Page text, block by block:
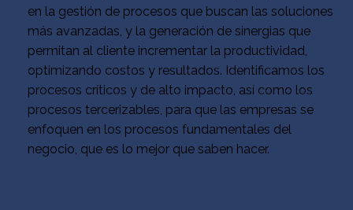
en la gestión de procesos que buscan las soluciones
más avanzadas, y la generación de sinergias que
permitan al cliente incrementar la productividad,
optimizando costos y resultados. Identificamos los
procesos críticos y de alto impacto, así como los
procesos tercerizables, para que las empresas se
enfoquen en los procesos fundamentales del
negocio, que es lo mejor que saben hacer.